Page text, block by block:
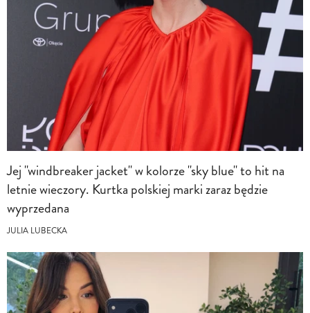
Jej "windbreaker jacket" w kolorze "sky blue" to hit na
letnie wieczory. Kurtka polskiej marki zaraz będzie
wyprzedana
JULIA LUBECKA